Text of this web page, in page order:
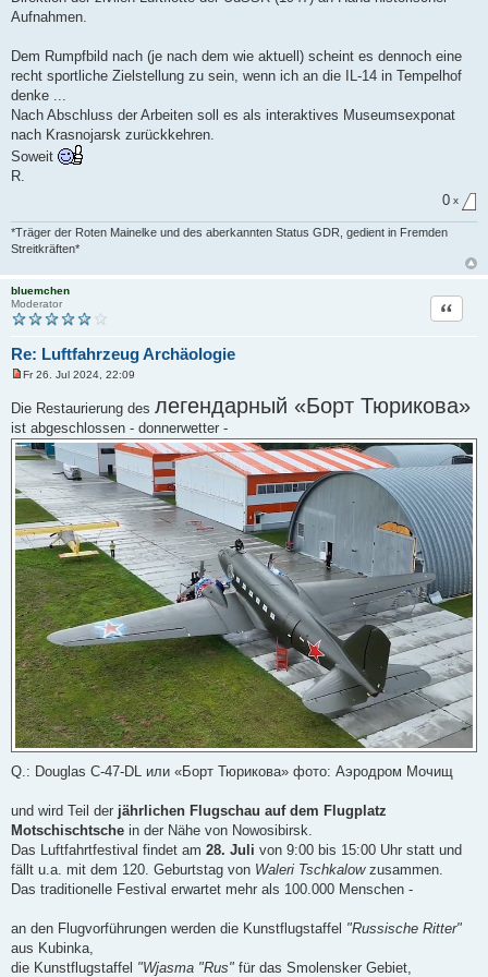
Aufnahmen.
Dem Rumpfbild nach (je nach dem wie aktuell) scheint es dennoch eine
recht sportliche Zielstellung zu sein, wenn ich an die IL-14 in Tempelhof
denke ...
Nach Abschluss der Arbeiten soll es als interaktives Museumsexponat
nach Krasnojarsk zurückkehren.
Soweit
R.
0 x
*Träger der Roten Mainelke und des aberkannten Status GDR, gedient in Fremden
Streitkräften*
bluemchen
Moderator
Re: Luftfahrzeug Archäologie
Zitat
g
e
l
e
s
e
n
e
B
e
i
t
r
a
g
Fr 26. Jul 2024, 22:09
Die Restaurierung des легендарный «Борт Тюрикова»
ist abgeschlossen - donnerwetter -
Q.: Douglas C-47-DL или «Борт Тюрикова» фото: Аэродром Мочищ
und wird Teil der jährlichen Flugschau auf dem Flugplatz
Motschischtsche in der Nähe von Nowosibirsk.
Das Luftfahrtfestival findet am 28. Juli von 9:00 bis 15:00 Uhr statt und
fällt u.a. mit dem 120. Geburtstag von Waleri Tschkalow zusammen.
Das traditionelle Festival erwartet mehr als 100.000 Menschen -
an den Flugvorführungen werden die Kunstflugstaffel "Russische Ritter"
aus Kubinka,
die Kunstflugstaffel "Wjasma "Rus" für das Smolensker Gebiet,